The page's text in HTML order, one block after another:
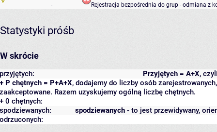
- Rejestracja bezpośrednia do grup - odmiana z
Statystyki próśb
W skrócie
Przyjętych = A+X,
przyjętych:
+ P chętnych = P+A+X, dodajemy do liczby osób
zaakceptowane. Razem uzyskujemy ogólną liczbę chętnych.
+ 0 chętnych:
spodziewanych - to jest przewidywany,
spodziewanych:
odrzuconych: